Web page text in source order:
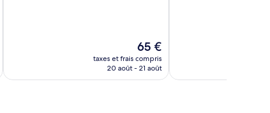
Le
nouveau
prix
65 €
taxes et frais compris
20 août - 21 août